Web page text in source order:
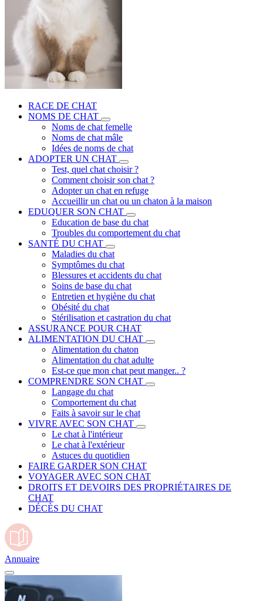
RACE DE CHAT
NOMS DE CHAT
Noms de chat femelle
Noms de chat mâle
Idées de noms de chat
ADOPTER UN CHAT
Test, quel chat choisir ?
Comment choisir son chat ?
Adopter un chat en refuge
Accueillir un chat ou un chaton à la maison
EDUQUER SON CHAT
Education de base du chat
Troubles du comportement du chat
SANTÉ DU CHAT
Maladies du chat
Symptômes du chat
Blessures et accidents du chat
Soins de base du chat
Entretien et hygiène du chat
Obésité du chat
Stérilisation et castration du chat
ASSURANCE POUR CHAT
ALIMENTATION DU CHAT
Alimentation du chaton
Alimentation du chat adulte
Est-ce que mon chat peut manger.. ?
COMPRENDRE SON CHAT
Langage du chat
Comportement du chat
Faits à savoir sur le chat
VIVRE AVEC SON CHAT
Le chat à l'intérieur
Le chat à l'extérieur
Astuces du quotidien
FAIRE GARDER SON CHAT
VOYAGER AVEC SON CHAT
DROITS ET DEVOIRS DES PROPRIÉTAIRES DE
CHAT
DÉCÈS DU CHAT
Annuaire